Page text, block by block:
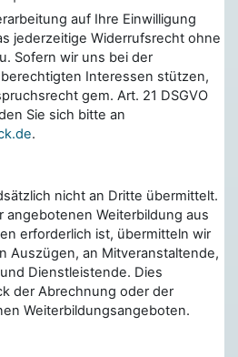
auf Ihre Einwilligung
jederzeitige Widerrufsrecht ohne
Sofern wir uns bei der
Interessen stützen,
gem. Art. 21 DSGVO
Sie sich bitte an
.
nicht an Dritte übermittelt.
angebotenen Weiterbildung aus
erforderlich ist, übermitteln wir
Auszügen, an Mitveranstaltende,
Dienstleistende. Dies
der Abrechnung oder der
Weiterbildungsangeboten.